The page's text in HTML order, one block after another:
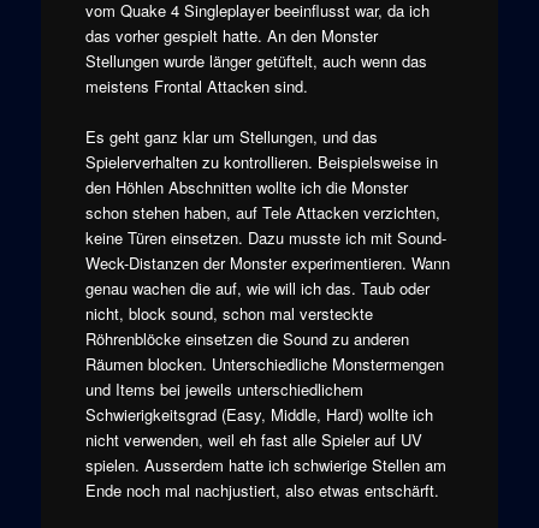
vom Quake 4 Singleplayer beeinflusst war, da ich
das vorher gespielt hatte. An den Monster
Stellungen wurde länger getüftelt, auch wenn das
meistens Frontal Attacken sind.
Es geht ganz klar um Stellungen, und das
Spielerverhalten zu kontrollieren. Beispielsweise in
den Höhlen Abschnitten wollte ich die Monster
schon stehen haben, auf Tele Attacken verzichten,
keine Türen einsetzen. Dazu musste ich mit Sound-
Weck-Distanzen der Monster experimentieren. Wann
genau wachen die auf, wie will ich das. Taub oder
nicht, block sound, schon mal versteckte
Röhrenblöcke einsetzen die Sound zu anderen
Räumen blocken. Unterschiedliche Monstermengen
und Items bei jeweils unterschiedlichem
Schwierigkeitsgrad (Easy, Middle, Hard) wollte ich
nicht verwenden, weil eh fast alle Spieler auf UV
spielen. Ausserdem hatte ich schwierige Stellen am
Ende noch mal nachjustiert, also etwas entschärft.